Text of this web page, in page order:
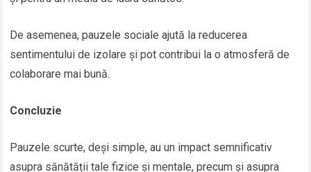
De asemenea, pauzele sociale ajută la reducerea
sentimentului de izolare și pot contribui la o atmosferă de
colaborare mai bună.
Concluzie
Pauzele scurte, deși simple, au un impact semnificativ
asupra sănătății tale fizice și mentale, precum și asupra